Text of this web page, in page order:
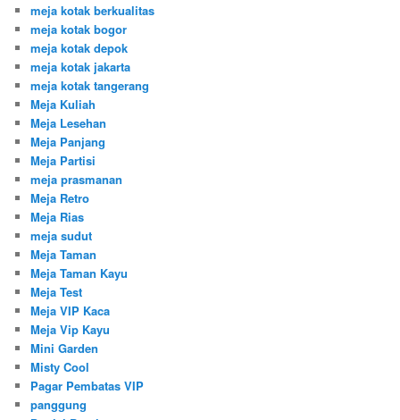
meja kotak berkualitas
meja kotak bogor
meja kotak depok
meja kotak jakarta
meja kotak tangerang
Meja Kuliah
Meja Lesehan
Meja Panjang
Meja Partisi
meja prasmanan
Meja Retro
Meja Rias
meja sudut
Meja Taman
Meja Taman Kayu
Meja Test
Meja VIP Kaca
Meja Vip Kayu
Mini Garden
Misty Cool
Pagar Pembatas VIP
panggung